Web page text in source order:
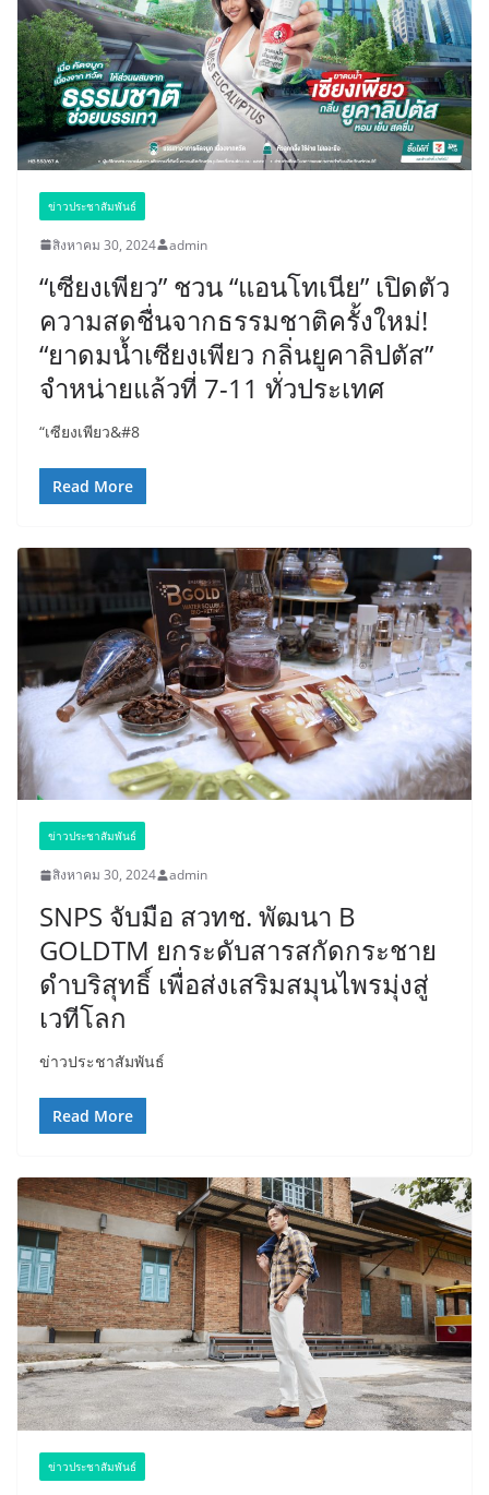
ข่าวประชาสัมพันธ์
สิงหาคม 30, 2024 admin
“เซียงเพียว” ชวน “แอนโทเนีย” เปิดตัว
ความสดชื่นจากธรรมชาติครั้งใหม่!
“ยาดมน้ำเซียงเพียว กลิ่นยูคาลิปตัส”
จำหน่ายแล้วที่ 7-11 ทั่วประเทศ
“เซียงเพียว&#8
Read More
ข่าวประชาสัมพันธ์
สิงหาคม 30, 2024 admin
SNPS จับมือ สวทช. พัฒนา B
GOLDTM ยกระดับสารสกัดกระชาย
ดำบริสุทธิ์ เพื่อส่งเสริมสมุนไพรมุ่งสู่
เวทีโลก
ข่าวประชาสัมพันธ์​​​
Read More
ข่าวประชาสัมพันธ์